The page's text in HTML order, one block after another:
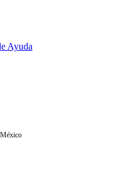
Ayuda